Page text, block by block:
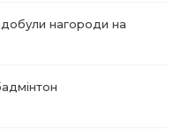
нагороди на